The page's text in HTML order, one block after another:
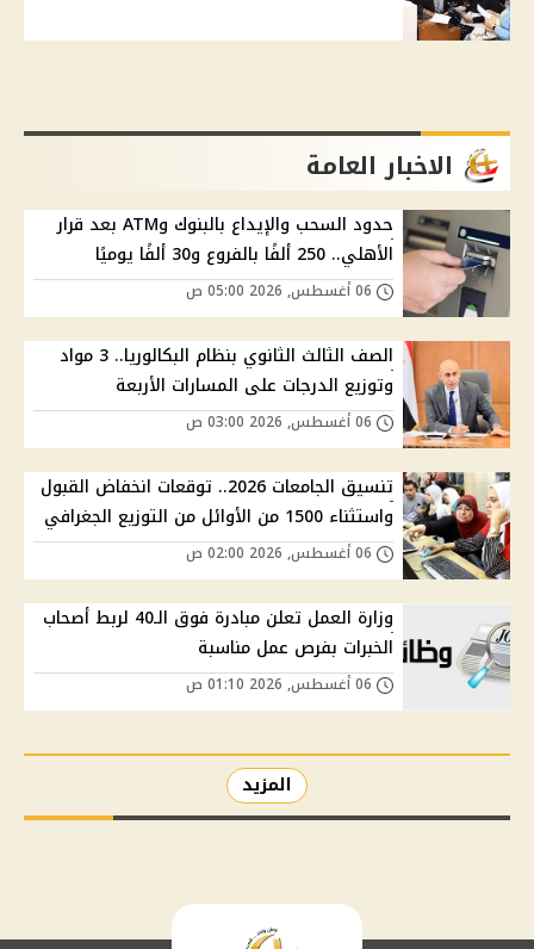
الاخبار العامة
حدود السحب والإيداع بالبنوك وATM بعد قرار
الأهلي.. 250 ألفًا بالفروع و30 ألفًا يوميًا
الصف الثالث الثانوي بنظام البكالوريا.. 3 مواد
وتوزيع الدرجات على المسارات الأربعة
تنسيق الجامعات 2026.. توقعات انخفاض القبول
واستثناء 1500 من الأوائل من التوزيع الجغرافي
وزارة العمل تعلن مبادرة فوق الـ40 لربط أصحاب
الخبرات بفرص عمل مناسبة
المزيد